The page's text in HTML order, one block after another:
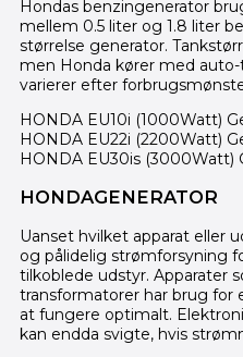
Hondas benzingenerator
mellem 0.5 liter og 1.8 liter
størrelse generator.
men Honda kører med
varierer efter
HONDA EU10i (1000Watt)
HONDA EU22i (2200Watt)
HONDA EU30is (3000Watt)
HONDAGENERATOR
Uanset hvilket apparat eller
og pålidelig strømforsyning
tilkoblede udstyr. Apparater
transformatorer har brug for
at fungere optimalt.
kan endda svigte, hvis